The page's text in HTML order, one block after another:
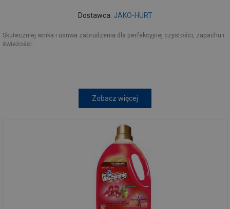
Dostawca: JAKO-HURT
Skuteczniej wnika i usuwa zabrudzenia dla perfekcyjnej czystości, zapachu i
świeżości.
Zobacz więcej